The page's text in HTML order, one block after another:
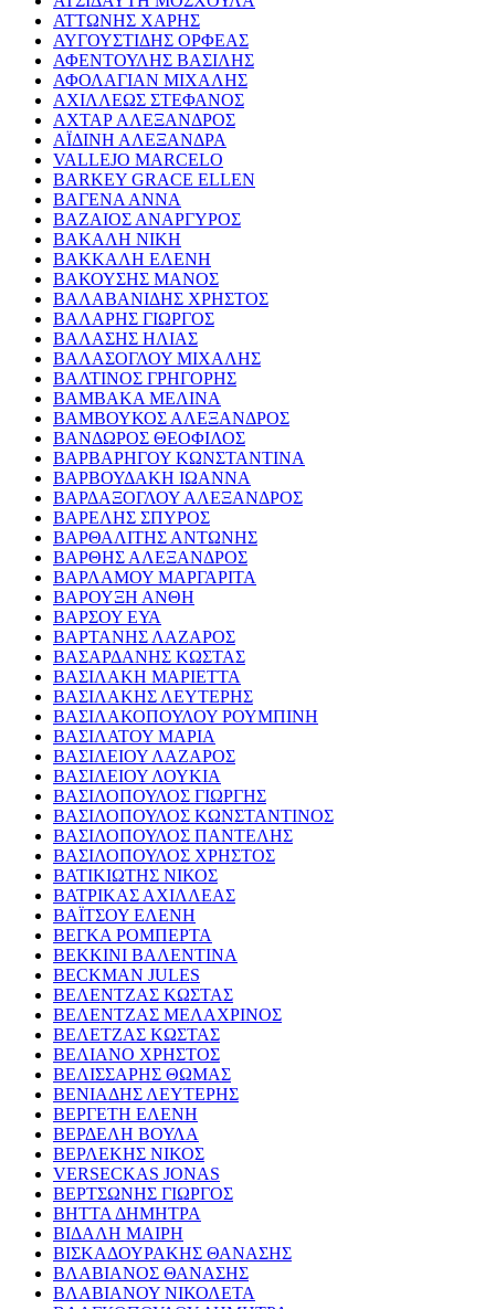
ΑΤΤΩΝΗΣ ΧΑΡΗΣ
ΑΥΓΟΥΣΤΙΔΗΣ ΟΡΦΕΑΣ
ΑΦΕΝΤΟΥΛΗΣ ΒΑΣΙΛΗΣ
ΑΦΟΛΑΓΙΑΝ ΜΙΧΑΛΗΣ
ΑΧΙΛΛΕΩΣ ΣΤΕΦΑΝΟΣ
ΑΧΤΑΡ ΑΛΕΞΑΝΔΡΟΣ
ΑΪΔΙΝΗ ΑΛΕΞΑΝΔΡΑ
VALLEJO MARCELO
BARKEY GRACE ELLEN
ΒΑΓΕΝΑ ΑΝΝΑ
ΒΑΖΑΙΟΣ ΑΝΑΡΓΥΡΟΣ
ΒΑΚΑΛΗ ΝΙΚΗ
ΒΑΚΚΑΛΗ ΕΛΕΝΗ
ΒΑΚΟΥΣΗΣ ΜΑΝΟΣ
ΒΑΛΑΒΑΝΙΔΗΣ ΧΡΗΣΤΟΣ
ΒΑΛΑΡΗΣ ΓΙΩΡΓΟΣ
ΒΑΛΑΣΗΣ ΗΛΙΑΣ
ΒΑΛΑΣΟΓΛΟΥ ΜΙΧΑΛΗΣ
ΒΑΛΤΙΝΟΣ ΓΡΗΓΟΡΗΣ
ΒΑΜΒΑΚΑ ΜΕΛΙΝΑ
ΒΑΜΒΟΥΚΟΣ ΑΛΕΞΑΝΔΡΟΣ
ΒΑΝΔΩΡΟΣ ΘΕΟΦΙΛΟΣ
ΒΑΡΒΑΡΗΓΟΥ ΚΩΝΣΤΑΝΤΙΝΑ
ΒΑΡΒΟΥΔΑΚΗ ΙΩΑΝΝΑ
ΒΑΡΔΑΞΟΓΛΟΥ ΑΛΕΞΑΝΔΡΟΣ
ΒΑΡΕΛΗΣ ΣΠΥΡΟΣ
ΒΑΡΘΑΛΙΤΗΣ ΑΝΤΩΝΗΣ
ΒΑΡΘΗΣ ΑΛΕΞΑΝΔΡΟΣ
ΒΑΡΛΑΜΟΥ ΜΑΡΓΑΡΙΤΑ
ΒΑΡΟΥΞΗ ΑΝΘΗ
ΒΑΡΣΟΥ ΕΥΑ
ΒΑΡΤΑΝΗΣ ΛΑΖΑΡΟΣ
ΒΑΣΑΡΔΑΝΗΣ ΚΩΣΤΑΣ
ΒΑΣΙΛΑΚΗ ΜΑΡΙΕΤΤΑ
ΒΑΣΙΛΑΚΗΣ ΛΕΥΤΕΡΗΣ
ΒΑΣΙΛΑΚΟΠΟΥΛΟΥ ΡΟΥΜΠΙΝΗ
ΒΑΣΙΛΑΤΟΥ ΜΑΡΙΑ
ΒΑΣΙΛΕΙΟΥ ΛΑΖΑΡΟΣ
ΒΑΣΙΛΕΙΟΥ ΛΟΥΚΙΑ
ΒΑΣΙΛΟΠΟΥΛΟΣ ΓΙΩΡΓΗΣ
ΒΑΣΙΛΟΠΟΥΛΟΣ ΚΩΝΣΤΑΝΤΙΝΟΣ
ΒΑΣΙΛΟΠΟΥΛΟΣ ΠΑΝΤΕΛΗΣ
ΒΑΣΙΛΟΠΟΥΛΟΣ ΧΡΗΣΤΟΣ
ΒΑΤΙΚΙΩΤΗΣ ΝΙΚΟΣ
ΒΑΤΡΙΚΑΣ ΑΧΙΛΛΕΑΣ
ΒΑΪΤΣΟΥ ΕΛΕΝΗ
ΒΕΓΚΑ ΡΟΜΠΕΡΤΑ
ΒΕΚΚΙΝΙ ΒΑΛΕΝΤΙΝΑ
BECKMAN JULES
ΒΕΛΕΝΤΖΑΣ ΚΩΣΤΑΣ
ΒΕΛΕΝΤΖΑΣ ΜΕΛΑΧΡΙΝΟΣ
ΒΕΛΕΤΖΑΣ ΚΩΣΤΑΣ
ΒΕΛΙΑΝΟ ΧΡΗΣΤΟΣ
ΒΕΛΙΣΣΑΡΗΣ ΘΩΜΑΣ
ΒΕΝΙΑΔΗΣ ΛΕΥΤΕΡΗΣ
ΒΕΡΓΕΤΗ ΕΛΕΝΗ
ΒΕΡΔΕΛΗ ΒΟΥΛΑ
ΒΕΡΛΕΚΗΣ ΝΙΚΟΣ
VERSECKAS JONAS
ΒΕΡΤΣΩΝΗΣ ΓΙΩΡΓΟΣ
ΒΗΤΤΑ ΔΗΜΗΤΡΑ
ΒΙΔΑΛΗ ΜΑΙΡΗ
ΒΙΣΚΑΔΟΥΡΑΚΗΣ ΘΑΝΑΣΗΣ
ΒΛΑΒΙΑΝΟΣ ΘΑΝΑΣΗΣ
ΒΛΑΒΙΑΝΟΥ ΝΙΚΟΛΕΤΑ